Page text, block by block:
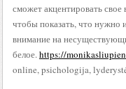
сможет акцентировать
чтобы показать, что нужно
внимание на
белое.https://
online, psichologija,